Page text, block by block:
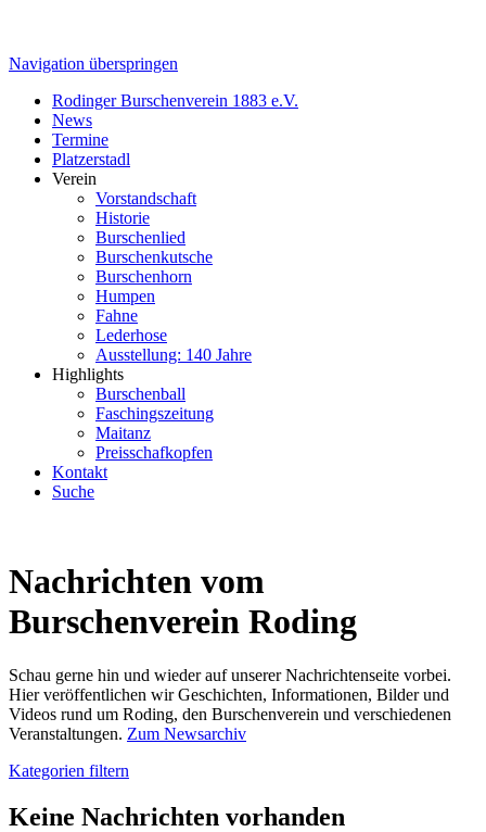
Navigation überspringen
Rodinger Burschenverein 1883 e.V.
News
Termine
Platzerstadl
Verein
Vorstandschaft
Historie
Burschenlied
Burschenkutsche
Burschenhorn
Humpen
Fahne
Lederhose
Ausstellung: 140 Jahre
Highlights
Burschenball
Faschingszeitung
Maitanz
Preisschafkopfen
Kontakt
Suche
Nachrichten vom
Burschenverein Roding
Schau gerne hin und wieder auf unserer Nachrichtenseite vorbei.
Hier veröffentlichen wir Geschichten, Informationen, Bilder und
Videos rund um Roding, den Burschenverein und verschiedenen
Veranstaltungen. Zum Newsarchiv
Kategorien filtern
Keine Nachrichten vorhanden